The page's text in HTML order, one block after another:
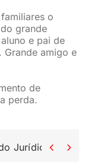
o
grande
e pai de
Grande amigo e
de
perda.
Jurídico 